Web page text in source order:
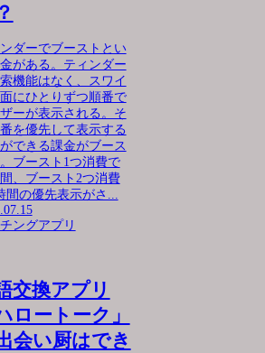
ダーでブーストとい
がある。ティンダー
機能はなく、スワイ
にひとりずつ順番で
ーが表示される。そ
を優先して表示する
できる課金がブース
。ブースト1つ消費で
、ブースト2つ消費
間の優先表示がさ...
ングアプリ
交換アプリ
ロートーク」
会い厨はでき